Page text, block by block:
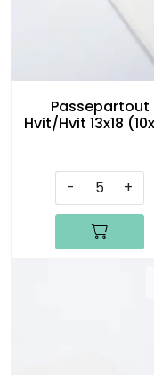
Passepartout
Hvit/Hvit 13x18
- +